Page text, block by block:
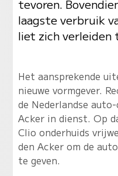
tevoren.
laagste verbruik
liet zich
Het aansprekende
nieuwe vormgever.
de Nederlandse
Acker in dienst. Op
Clio onderhuids
den Acker om de
te geven.